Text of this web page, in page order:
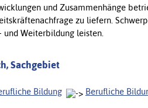
und Zusammenhänge
zu liefern.
und Weiterbildung leisten.
Sachgebiet
Bildung Berufliche